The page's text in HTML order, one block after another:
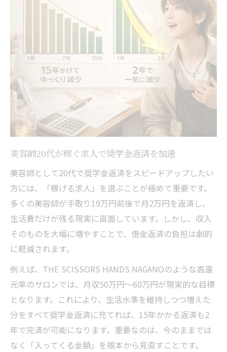
店長も借金持ち？そんな「負の連鎖」からは今
すぐ逃げろ。稼いでいる先輩がいる場所へ
稼げる美容師求人で負の連鎖を断ち切ろう
20代美容師が転職で借金体質を脱却する方
法
美容師求人選びで先輩を超える収入を実現
歩合制サロンで稼ぐ先輩美容師の成功事例
長野市美容室求人で周囲と差をつける転職
2年我慢すれば、残りの人生はずっと自由。「マ
イナス」を「ゼロ」にするための短期決戦
美容師20代が2年で奨学金完済を狙う働き方
稼ぐ求人で短期集中返済を実現するポイン
ト
美容師求人選択が人生の自由につながる理
由
歩合制美容室で短期決戦の収入を得る戦略
長野市美容室求人で早期完済を目指す秘訣
完済通知を受け取った日、あなたは何をします
か？結婚、新車、それとも投資？
美容師20代が完済後に叶えたい未来像
美容師20代が稼ぐ求人で奨学金返済を加速
美容師として20代で奨学金返済をスピードアップしたい
方には、「稼げる求人」を選ぶことが極めて重要です。
多くの美容師が手取り19万円前後で月2万円を返済し、
生活費だけが残る現実に直面しています。しかし、収入
そのものを大幅に増やすことで、借金返済の負担は劇的
に軽減されます。
例えば、THE SCISSORS HANDS NAGANOのような高還
元率のサロンでは、月収50万円〜60万円が現実的な目標
となります。これにより、生活水準を維持しつつ増えた
分をすべて奨学金返済に充てれば、15年かかる返済も2
年で完済が可能になります。重要なのは、今のままでは
なく「入ってくる金額」を根本から見直すことです。